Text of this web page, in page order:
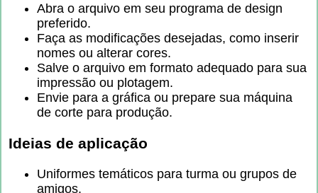
Abra o arquivo em seu programa de design
preferido.
Faça as modificações desejadas, como inserir
nomes ou alterar cores.
Salve o arquivo em formato adequado para sua
impressão ou plotagem.
Envie para a gráfica ou prepare sua máquina
de corte para produção.
Ideias de aplicação
Uniformes temáticos para turma ou grupos de
amigos.